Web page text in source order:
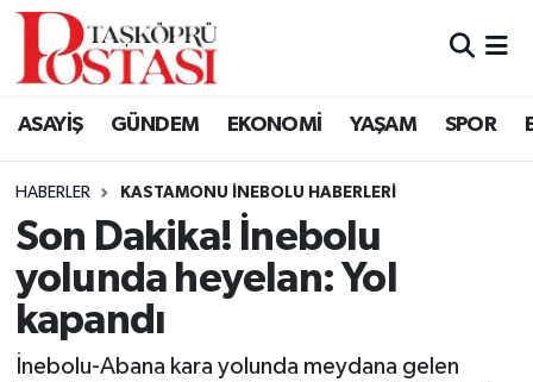
ASAYİŞ GÜNDEM EKONOMİ YAŞAM SPOR
HABERLER KASTAMONU İNEBOLU HABERLERI
Son Dakika! İnebolu
yolunda heyelan: Yol
kapandı
İnebolu-Abana kara yolunda meydana gelen
Kastamonu Vefat Edenler
Araç Haberleri
Azdavay Haberleri